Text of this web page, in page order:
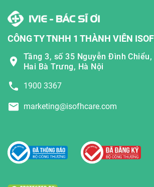
CÔNG TY TNHH 1 THÀNH VIÊN
Tầng 3, số 35 Nguyễn Đình
Hai Bà Trưng, Hà Nội
1900 3367
marketing@isofhcare.com